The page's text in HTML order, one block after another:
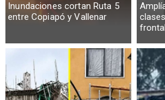
Inundaciones cortan Ruta 5
entre Copiapó y Vallenar
frontal